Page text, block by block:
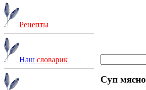
Рецепты
Наш словарик
Суп